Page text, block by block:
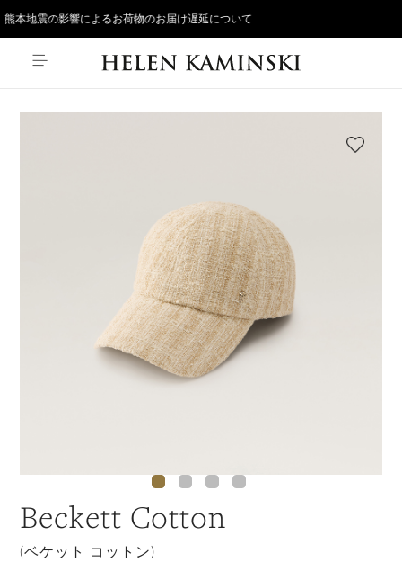
本地震の影響によるお荷物のお届け遅延について
Beckett Cotton
(ベケット コットン)